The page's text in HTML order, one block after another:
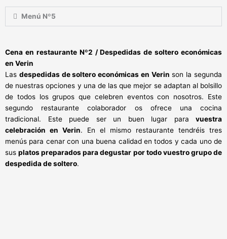
Menú Nº5
Cena en restaurante Nº2 / Despedidas de soltero económicas
en Verin
Las despedidas de soltero económicas en Verin son la segunda
de nuestras opciones y una de las que mejor se adaptan al bolsillo
de todos los grupos que celebren eventos con nosotros. Este
segundo restaurante colaborador os ofrece una cocina
tradicional. Este puede ser un buen lugar para vuestra
celebración en Verin. En el mismo restaurante tendréis tres
menús para cenar con una buena calidad en todos y cada uno de
susplatos preparados para degustar por todo vuestro grupo de
despedida de soltero.